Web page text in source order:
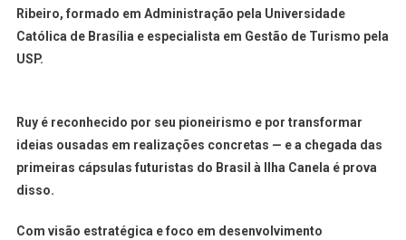
Ribeiro, formado em Administração pela Universidade
Católica de Brasíliae especialista em Gestão de Turismo pela
USP.
Ruy é reconhecido por seu pioneirismo e por transformar
ideias ousadas em realizações concretas — e a chegada das
primeiras cápsulas futuristas do Brasil à Ilha Canela é prova
disso.
Com visão estratégica e foco em desenvolvimento